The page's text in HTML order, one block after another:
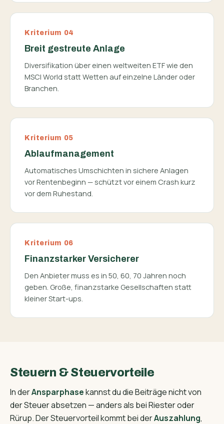
Kriterium 04
Breit gestreute Anlage
Diversifikation über einen weltweiten ETF wie den
MSCI World statt Wetten auf einzelne Länder oder
Branchen.
Kriterium 05
Ablaufmanagement
Automatisches Umschichten in sichere Anlagen
vor Rentenbeginn — schützt vor einem Crash kurz
vor dem Ruhestand.
Kriterium 06
Finanzstarker Versicherer
Den Anbieter muss es in 50, 60, 70 Jahren noch
geben. Große, finanzstarke Gesellschaften statt
kleiner Start-ups.
Steuern & Steuervorteile
In derAnsparphasekannst du die Beiträge nicht von
der Steuer absetzen — anders als bei Riester oder
Rürup. Der Steuervorteil kommt bei derAuszahlung,